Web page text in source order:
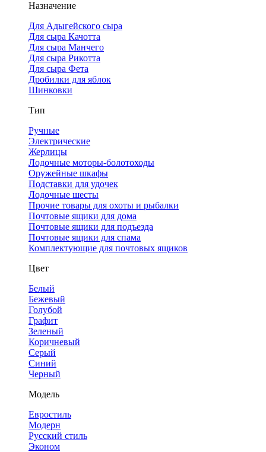
Назначение
Для Адыгейского сыра
Для сыра Качотта
Для сыра Манчего
Для сыра Рикотта
Для сыра Фета
Дробилки для яблок
Шинковки
Тип
Ручные
Электрические
Жерлицы
Лодочные моторы-болотоходы
Оружейные шкафы
Подставки для удочек
Лодочные шесты
Прочие товары для охоты и рыбалки
Почтовые ящики для дома
Почтовые ящики для подъезда
Почтовые ящики для спама
Комплектующие для почтовых ящиков
Цвет
Белый
Бежевый
Голубой
Графит
Зеленый
Коричневый
Серый
Синий
Черный
Модель
Евростиль
Модерн
Русский стиль
Эконом